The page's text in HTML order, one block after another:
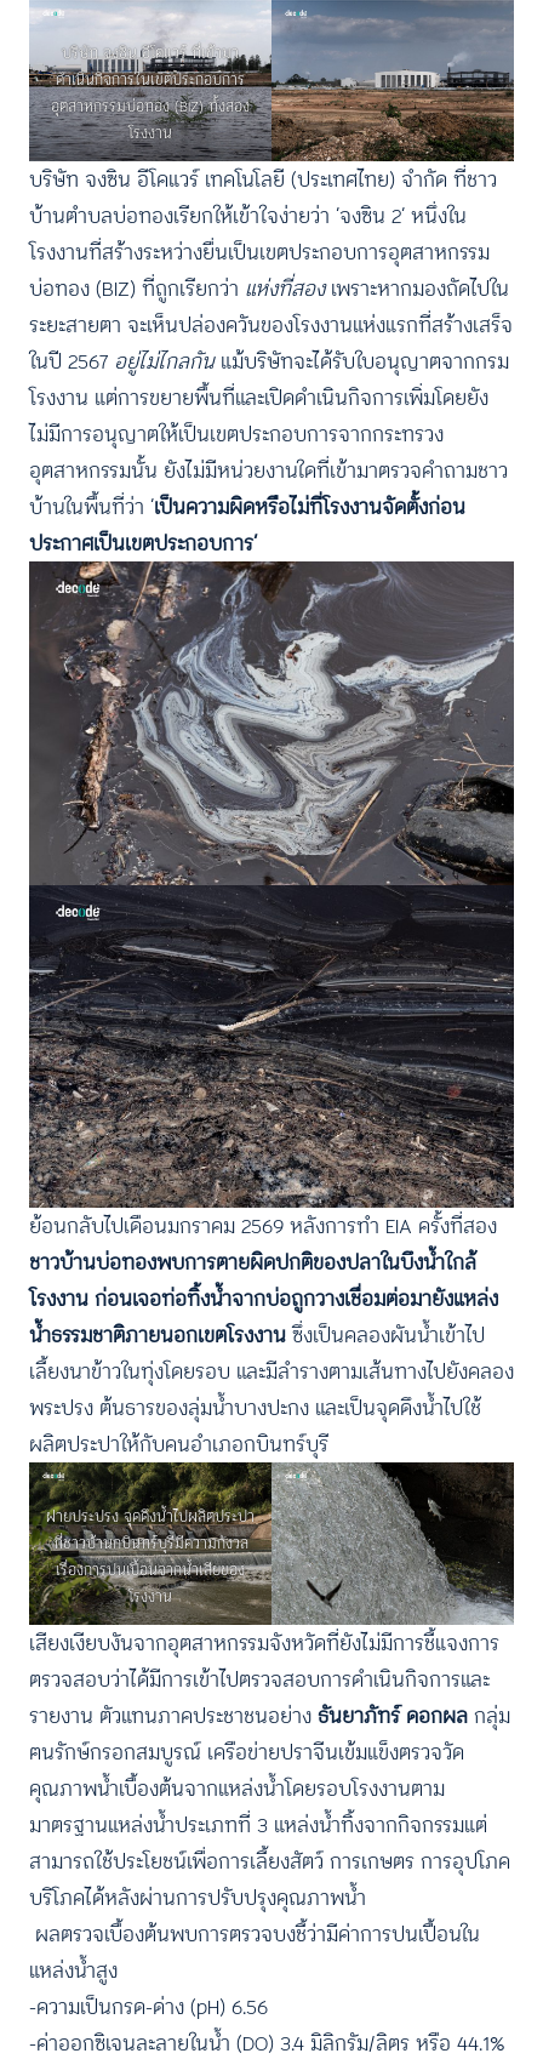
บริษัท จงซิน อีโคแวร์ ที่เข้ามา
ดำเนินกิจการในเขตประกอบการ
อุตสาหกรรมบ่อทอง (BIZ) ทั้งสอง
โรงงาน
บริษัท จงซิน อีโคแวร์ เทคโนโลยี (ประเทศไทย) จำกัด ที่ชาว
บ้านตำบลบ่อทองเรียกให้เข้าใจง่ายว่า ‘จงซิน 2’ หนึ่งใน
โรงงานที่สร้างระหว่างยื่นเป็นเขตประกอบการอุตสาหกรรม
บ่อทอง (BIZ) ที่ถูกเรียกว่า แห่งที่สองเพราะหากมองถัดไปใน
ระยะสายตา จะเห็นปล่องควันของโรงงานแห่งแรกที่สร้างเสร็จ
ในปี 2567 อยู่ไม่ไกลกันแม้บริษัทจะได้รับใบอนุญาตจากกรม
โรงงาน แต่การขยายพื้นที่และเปิดดำเนินกิจการเพิ่มโดยยัง
ไม่มีการอนุญาตให้เป็นเขตประกอบการจากกระทรวง
อุตสาหกรรมนั้น ยังไม่มีหน่วยงานใดที่เข้ามาตรวจคำถามชาว
บ้านในพื้นที่ว่า ‘เป็นความผิดหรือไม่ที่โรงงานจัดตั้งก่อน
ประกาศเป็นเขตประกอบการ’
ย้อนกลับไปเดือนมกราคม 2569 หลังการทำ EIA ครั้งที่สอง
ชาวบ้านบ่อทองพบการตายผิดปกติของปลาในบึงน้ำใกล้
โรงงาน ก่อนเจอท่อทิ้งน้ำจากบ่อถูกวางเชื่อมต่อมายังแหล่ง
น้ำธรรมชาติภายนอกเขตโรงงานซึ่งเป็นคลองผันน้ำเข้าไป
เลี้ยงนาข้าวในทุ่งโดยรอบ และมีลำรางตามเส้นทางไปยังคลอง
พระปรง ต้นธารของลุ่มน้ำบางปะกง และเป็นจุดดึงน้ำไปใช้
ผลิตประปาให้กับคนอำเภอกบินทร์บุรี
ฝายประปรง จุดดึงน้ำไปผลิตประปา
ที่ชาวบ้านกบินทร์บุรีมีความกังวล
เรื่องการปนเปื้อนจากน้ำเสียของ
โรงงาน
เสียงเงียบงันจากอุตสาหกรรมจังหวัดที่ยังไม่มีการชี้แจงการ
ตรวจสอบว่าได้มีการเข้าไปตรวจสอบการดำเนินกิจการและ
รายงาน ตัวแทนภาคประชาชนอย่างธันยาภัทร์ ดอกผลกลุ่ม
ฅนรักษ์กรอกสมบูรณ์ เครือข่ายปราจีนเข้มแข็งตรวจวัด
คุณภาพน้ำเบื้องต้นจากแหล่งน้ำโดยรอบโรงงานตาม
มาตรฐานแหล่งน้ำประเภทที่ 3 แหล่งน้ำทิ้งจากกิจกรรมแต่
สามารถใช้ประโยชน์เพื่อการเลี้ยงสัตว์ การเกษตร การอุปโภค
บริโภคได้หลังผ่านการปรับปรุงคุณภาพน้ำ
ผลตรวจเบื้องต้นพบการตรวจบงชี้ว่ามีค่าการปนเปื้อนใน
แหล่งน้ำสูง
-ความเป็นกรด-ด่าง (pH) 6.56
-ค่าออกซิเจนละลายในน้ำ (DO) 3.4 มิลิกรัม/ลิตร หรือ 44.1%